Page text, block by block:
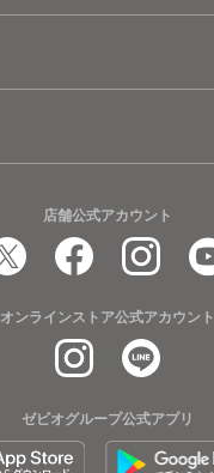
店舗公式アカウント
オンラインストア公式アカウント
ゼビオグループ公式アプリ